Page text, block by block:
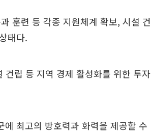
훈련 등 각종 지원체계 확보, 시설 건
태다.
건립 등 지역 경제 활성화를 위한 투자
최고의 방호력과 화력을 제공할 수